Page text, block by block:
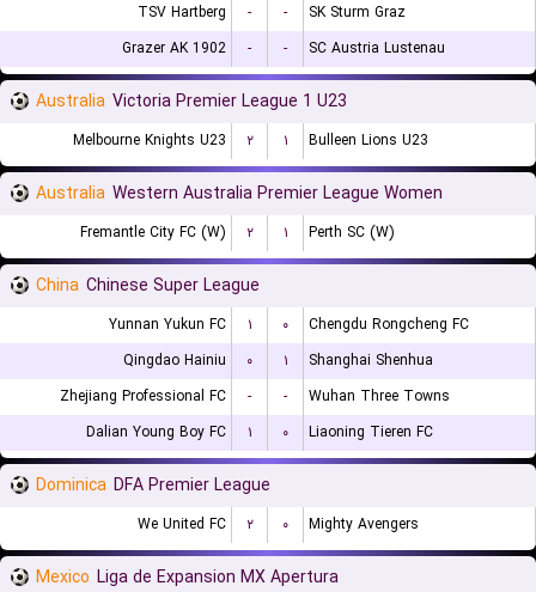
TSV Hartberg - -
SK Sturm Graz
Grazer AK 1902
- - SC Austria Lustenau
Australia Victoria Premier League 1 U23
Melbourne Knights U23 ۲ ۱ Bulleen Lions U23
Australia Western Australia Premier League Women
Fremantle City FC (W) ۲ ۱ Perth SC (W)
China Chinese Super League
Yunnan Yukun FC ۱ ۰
Chengdu Rongcheng FC
Qingdao Hainiu
۰ ۱
Shanghai Shenhua
Zhejiang Professional FC
- -
Wuhan Three Towns
Dalian Young Boy FC
۱ ۰ Liaoning Tieren FC
Dominica DFA Premier League
We United FC ۲ ۰ Mighty Avengers
Mexico Liga de Expansion MX Apertura